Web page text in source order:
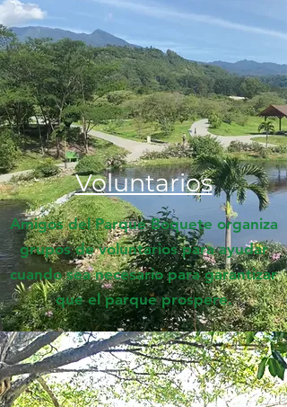
Voluntarios
Amigos del Parque Boquete organiza
grupos de voluntarios para ayudar
cuando sea necesario para garantizar
que el parque prospere.